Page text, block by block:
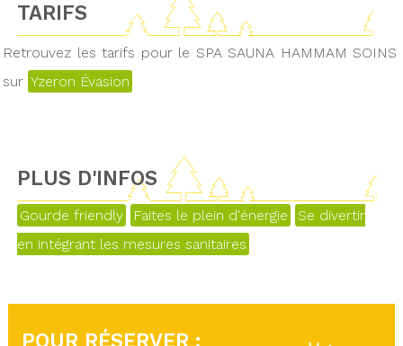
TARIFS
Retrouvez les tarifs pour le SPA SAUNA HAMMAM SOINS
sur Yzeron Évasion
PLUS D'INFOS
Gourde friendly Faites le plein d'énergie
Se divertir
en intégrant les mesures sanitaires
POUR RÉSERVER :